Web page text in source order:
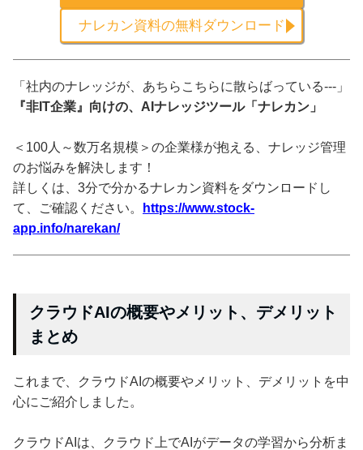
ナレカン資料の無料ダウンロード
「社内のナレッジが、あちらこちらに散らばっている---」
『非IT企業』向けの、AIナレッジツール「ナレカン」
＜100人～数万名規模＞の企業様が抱える、ナレッジ管理
のお悩みを解決します！
詳しくは、3分で分かるナレカン資料をダウンロードし
て、ご確認ください。
https://www.stock-
app.info/narekan/
クラウドAIの概要やメリット、デメリット
まとめ
これまで、クラウドAIの概要やメリット、デメリットを中
心にご紹介しました。
クラウドAIは、クラウド上でAIがデータの学習から分析ま